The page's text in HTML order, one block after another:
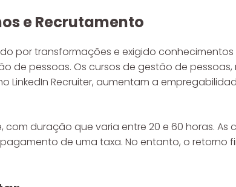
e Recrutamento
por transformações e exigido
de pessoas. Os cursos de gestão de
LinkedIn Recruiter, aumentam a
com duração que varia entre 20 e 60 horas. As
de uma taxa. No entanto, o retorno